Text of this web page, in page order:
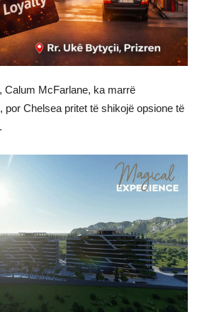
Calum McFarlane, ka marrë
por Chelsea pritet të shikojë opsione të